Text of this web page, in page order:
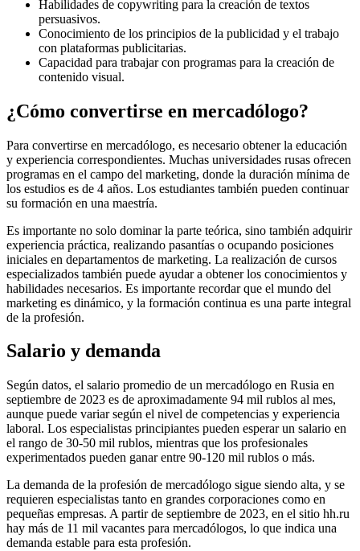
Habilidades de copywriting para la creación de textos
persuasivos.
Conocimiento de los principios de la publicidad y el trabajo
con plataformas publicitarias.
Capacidad para trabajar con programas para la creación de
contenido visual.
¿Cómo convertirse en mercadólogo?
Para convertirse en mercadólogo, es necesario obtener la educación
y experiencia correspondientes. Muchas universidades rusas ofrecen
programas en el campo del marketing, donde la duración mínima de
los estudios es de 4 años. Los estudiantes también pueden continuar
su formación en una maestría.
Es importante no solo dominar la parte teórica, sino también adquirir
experiencia práctica, realizando pasantías o ocupando posiciones
iniciales en departamentos de marketing. La realización de cursos
especializados también puede ayudar a obtener los conocimientos y
habilidades necesarios. Es importante recordar que el mundo del
marketing es dinámico, y la formación continua es una parte integral
de la profesión.
Salario y demanda
Según datos, el salario promedio de un mercadólogo en Rusia en
septiembre de 2023 es de aproximadamente 94 mil rublos al mes,
aunque puede variar según el nivel de competencias y experiencia
laboral. Los especialistas principiantes pueden esperar un salario en
el rango de 30-50 mil rublos, mientras que los profesionales
experimentados pueden ganar entre 90-120 mil rublos o más.
La demanda de la profesión de mercadólogo sigue siendo alta, y se
requieren especialistas tanto en grandes corporaciones como en
pequeñas empresas. A partir de septiembre de 2023, en el sitio hh.ru
hay más de 11 mil vacantes para mercadólogos, lo que indica una
demanda estable para esta profesión.